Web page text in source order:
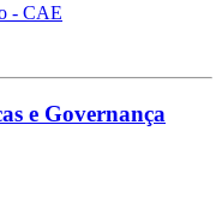
- CAE
e Governança